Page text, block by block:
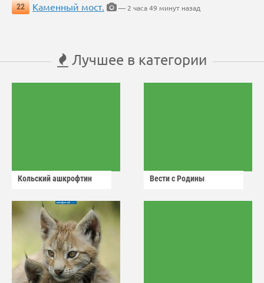
22
Каменный мост. — 2 часа 49 минут назад
Лучшее в категории
Кольский ашкрофтин Вести с Родины